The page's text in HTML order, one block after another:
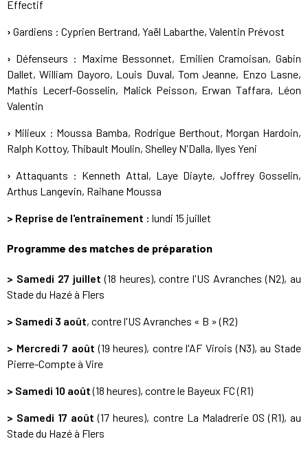
Effectif
› Gardiens : Cyprien Bertrand, Yaël Labarthe, Valentin Prévost
› Défenseurs : Maxime Bessonnet, Emilien Cramoisan, Gabin
Dallet, William Dayoro, Louis Duval, Tom Jeanne, Enzo Lasne,
Mathis Lecerf-Gosselin, Malick Peisson, Erwan Taffara, Léon
Valentin
› Milieux : Moussa Bamba, Rodrigue Berthout, Morgan Hardoin,
Ralph Kottoy, Thibault Moulin, Shelley N'Dalla, Ilyes Yeni
› Attaquants : Kenneth Attal, Laye Diayte, Joffrey Gosselin,
Arthus Langevin, Raihane Moussa
> Reprise de l'entraînement : lundi 15 juillet
Programme des matches de préparation
> Samedi 27 juillet (18 heures), contre l'US Avranches (N2), au
Stade du Hazé à Flers
> Samedi 3 août, contre l'US Avranches « B » (R2)
> Mercredi 7 août (19 heures), contre l'AF Virois (N3), au Stade
Pierre-Compte à Vire
> Samedi 10 août(18 heures), contre le Bayeux FC (R1)
> Samedi 17 août(17 heures), contre La Maladrerie OS (R1), au
Stade du Hazé à Flers